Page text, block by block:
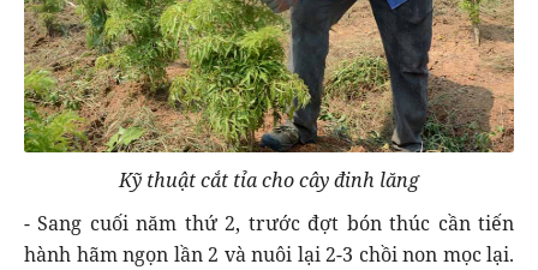
Kỹ thuật cắt tỉa cho cây đinh lăng
- Sang cuối năm thứ 2, trước đợt bón thúc cần tiến
hành hãm ngọn lần 2 và nuôi lại 2-3 chồi non mọc lại.